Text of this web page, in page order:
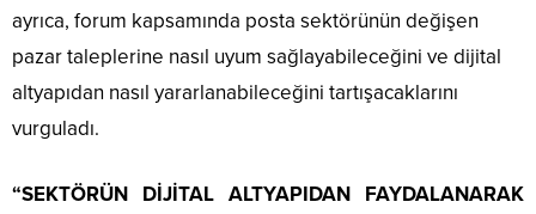
ayrıca, forum kapsamında posta sektörünün değişen
pazar taleplerine nasıl uyum sağlayabileceğini ve dijital
altyapıdan nasıl yararlanabileceğini tartışacaklarını
vurguladı.
“SEKTÖRÜN DİJİTAL ALTYAPIDAN FAYDALANARAK